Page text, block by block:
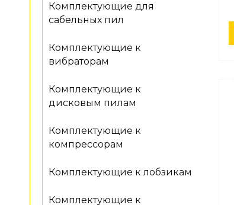
Комплектующие для
сабельных пил
Комплектующие к
вибраторам
Комплектующие к
дисковым пилам
Комплектующие к
компрессорам
Комплектующие к лобзикам
Комплектующие к